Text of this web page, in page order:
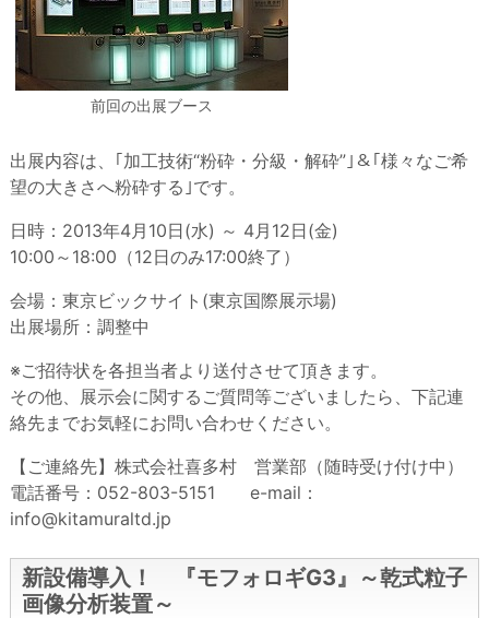
前回の出展ブース
出展内容は、｢加工技術“粉砕・分級・解砕”｣＆｢様々なご希
望の大きさへ粉砕する｣です。
日時：2013年4月10日(水) ～ 4月12日(金)
10:00～18:00（12日のみ17:00終了）
会場：東京ビックサイト(東京国際展示場)
出展場所：調整中
※ご招待状を各担当者より送付させて頂きます。
その他、展示会に関するご質問等ございましたら、下記連
絡先までお気軽にお問い合わせください。
【ご連絡先】株式会社喜多村 営業部（随時受け付け中）
電話番号：052-803-5151 e-mail：
info@kitamuraltd.jp
新設備導入！ 『モフォロギG3』～乾式粒子
画像分析装置～